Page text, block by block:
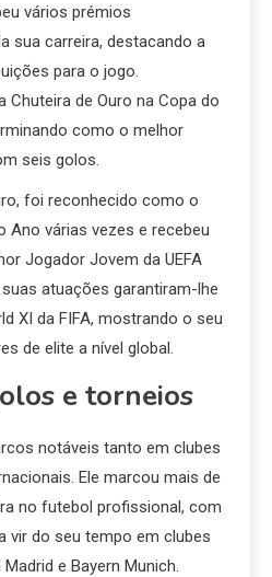
vários prémios
sua carreira, destacando a
para o jogo.
Chuteira de Ouro na Copa do
como o melhor
seis golos.
foi reconhecido como o
Ano várias vezes e recebeu
Jogador Jovem da UEFA
atuações garantiram-lhe
XI da FIFA, mostrando o seu
de elite a nível global.
e torneios
notáveis tanto em clubes
Ele marcou mais de
no futebol profissional, com
vir do seu tempo em clubes
e Bayern Munich.